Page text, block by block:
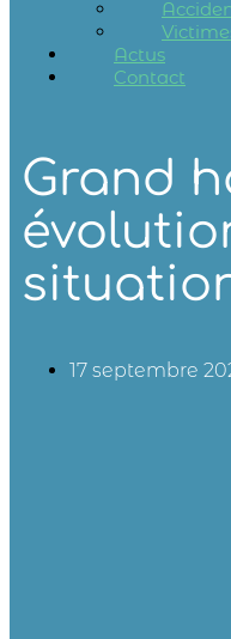
Actus
Contact
Grand
17 septembre